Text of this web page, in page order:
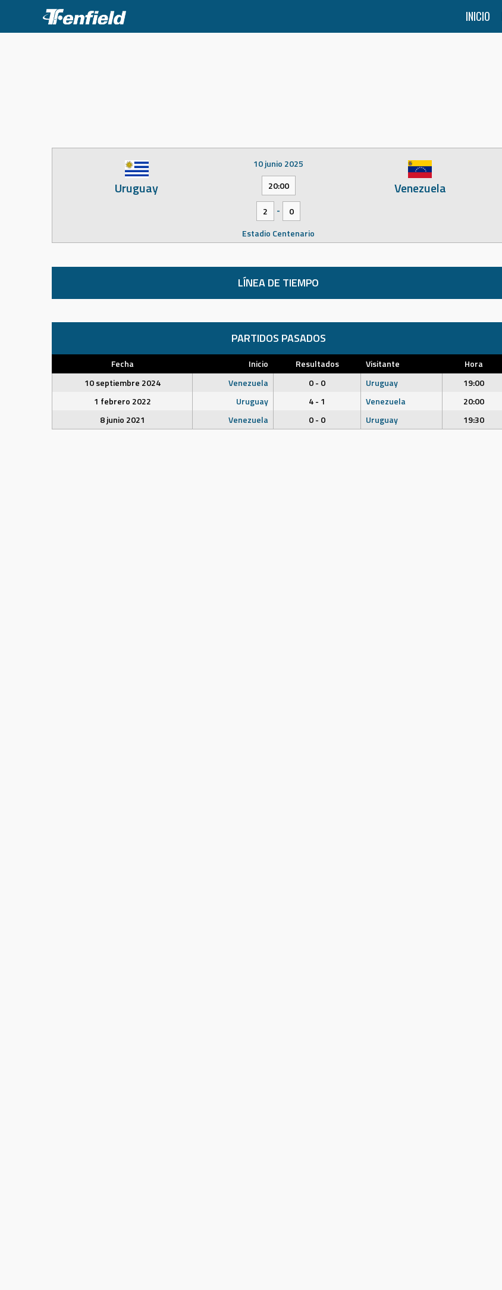
content
INICIO
Uruguay Venezuela
10 junio 2025
20:00
2 -
0
Estadio Centenario
LÍNEA DE TIEMPO
PARTIDOS PASADOS
Fecha Inicio Resultados Visitante
Hora
10 septiembre 2024
Venezuela 0 - 0 Uruguay
19:00
1 febrero 2022
Uruguay 4 - 1 Venezuela
20:00
8 junio 2021
Venezuela 0 - 0 Uruguay 19:30